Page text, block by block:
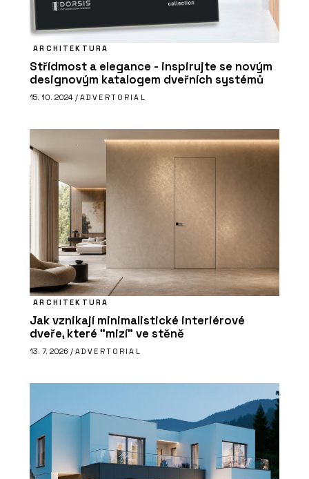
ARCHITEKTURA
Střídmost a elegance - inspirujte se novým
designovým katalogem dveřních systémů
15. 10. 2024 / ADVERTORIAL
ARCHITEKTURA
Jak vznikají minimalistické interiérové
dveře, které "mizí" ve stěně
13. 7. 2026 / ADVERTORIAL